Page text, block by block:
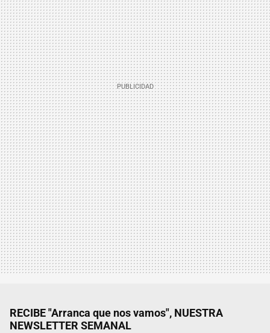
RECIBE "Arranca que nos vamos", NUESTRA
NEWSLETTER SEMANAL